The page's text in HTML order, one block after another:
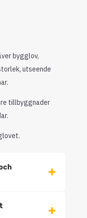
bygglov,
utseende
tillbyggnader